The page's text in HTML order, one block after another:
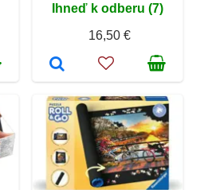
Ihneď k odberu (7)
16,50 €